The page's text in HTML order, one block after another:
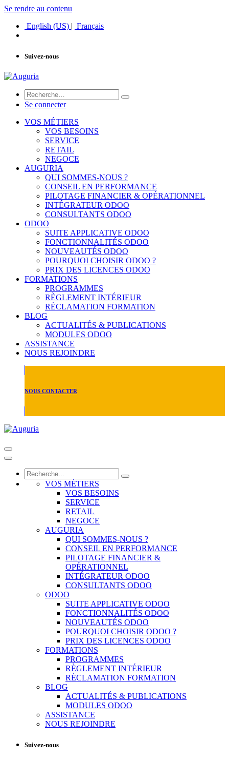
Se rendre au contenu
English (US) | Français
Suivez-nous
Se connecter
VOS MÉTIERS
VOS BESOINS
SERVICE
RETAIL
NEGOCE
AUGURIA
QUI SOMMES-NOUS ?
CONSEIL EN PERFORMANCE
PILOTAGE FINANCIER & OPÉRATIONNEL
INTÉGRATEUR ODOO
CONSULTANTS ODOO
ODOO
SUITE APPLICATIVE ODOO
FONCTIONNALITÉS ODOO
NOUVEAUTÉS ODOO
POURQUOI CHOISIR ODOO ?
PRIX DES LICENCES ODOO
FORMATIONS
PROGRAMMES
RÈGLEMENT INTÉRIEUR
RÉCLAMATION FORMATION
BLOG
ACTUALITÉS & PUBLICATIONS
MODULES ODOO
ASSISTANCE
NOUS REJOINDRE
NOUS CONTACTER
VOS MÉTIERS
VOS BESOINS
SERVICE
RETAIL
NEGOCE
AUGURIA
QUI SOMMES-NOUS ?
CONSEIL EN PERFORMANCE
PILOTAGE FINANCIER &
OPÉRATIONNEL
INTÉGRATEUR ODOO
CONSULTANTS ODOO
ODOO
SUITE APPLICATIVE ODOO
FONCTIONNALITÉS ODOO
NOUVEAUTÉS ODOO
POURQUOI CHOISIR ODOO ?
PRIX DES LICENCES ODOO
FORMATIONS
PROGRAMMES
RÈGLEMENT INTÉRIEUR
RÉCLAMATION FORMATION
BLOG
ACTUALITÉS & PUBLICATIONS
MODULES ODOO
ASSISTANCE
NOUS REJOINDRE
Suivez-nous